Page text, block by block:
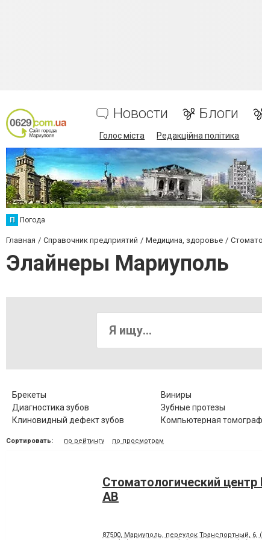
Новости Блоги
Голос міста Редакційна політика
П Погода
Главная Справочник предприятий Медицина, здоровье
Элайнеры Мариуполь
Брекеты Виниры
Диагностика зубов
Зубные протезы
Клиновидный дефект зубов
Компьютерная
Лечение гингивита
Лечение гиперестезии
Лечение корневых каналов Лечение лазером
Лечение периодонтита
Сортировать: по рейтингу по просмотрам
Стоматологический
АВ
87500, Мариуполь, переулок Транспортный, 6,